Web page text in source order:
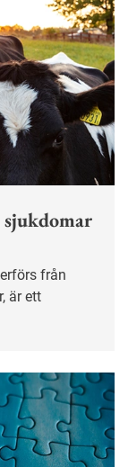
är ett